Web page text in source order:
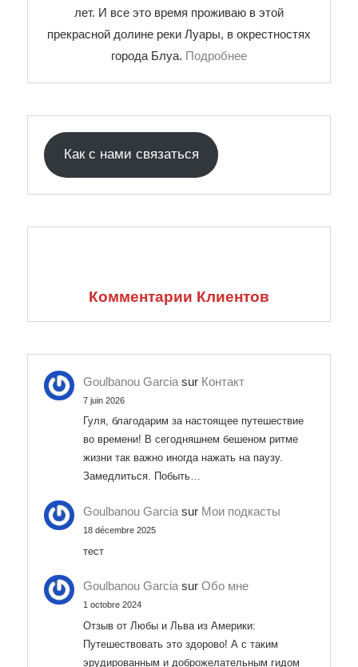
лет. И все это время проживаю в этой
прекрасной долине реки Луары, в окрестностях
города Блуа. Подробнее
Как с нами связаться
Комментарии Клиентов
Goulbanou Garcia sur Контакт
7 juin 2026
Гуля, благодарим за настоящее путешествие
во времени! В сегодняшнем бешеном ритме
жизни так важно иногда нажать на паузу.
Замедлиться. Побыть…
Goulbanou Garcia sur Мои подкасты
18 décembre 2025
тест
Goulbanou Garcia surОбо мне
1 octobre 2024
Отзыв от Любы и Льва из Америки:
Путешествовать это здорово! А с таким
эрудированным и доброжелательным гидом